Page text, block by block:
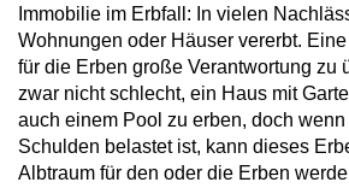
Immobilie im Erbfall: In vielen
Wohnungen oder Häuser vererbt.
für die Erben große Verantwortung zu
zwar nicht schlecht, ein Haus mit
auch einem Pool zu erben, doch
Schulden belastet ist, kann dieses
Albtraum für den oder die Erben